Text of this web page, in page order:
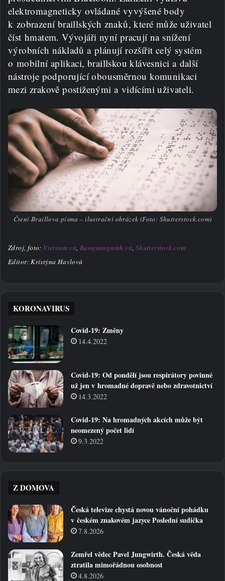
elektromagneticky ovládané vyvýšené body
k zobrazení braillských znaků, které může uživatel
číst hmatem. Vývojáři nyní pracují na snížení
výrobních nákladů a plánují rozšířit celý systém
o mobilní aplikaci, braillskou klávesnici a další
nástroje podporující obousměrnou komunikaci
mezi zrakově postiženými a vidícími uživateli.
Čtení Braillova písma – ilustrační obrázek (Foto: Shutterstock.com)
Zdroj, foto: Vietnam.vn,Baoquangninh.vn, Shutterstock.com
Editor: Kristýna Havlová
KORONAVIRUS
Covid-19: Změny
14.4.2022
Covid-19: Od pondělí jsou respirátory povinné
už jen v hromadné dopravě nebo zdravotnictví
14.3.2022
Covid-19: Na hromadných akcích může být
neomezený počet lidí
9.3.2022
Z DOMOVA
Česká televize chystá novou vánoční pohádku
v českém znakovém jazyce Poslední sudička
7.8.2026
Zemřel vědec Pavel Jungwirth. Česká věda
ztratila mimořádnou osobnost
4.8.2026